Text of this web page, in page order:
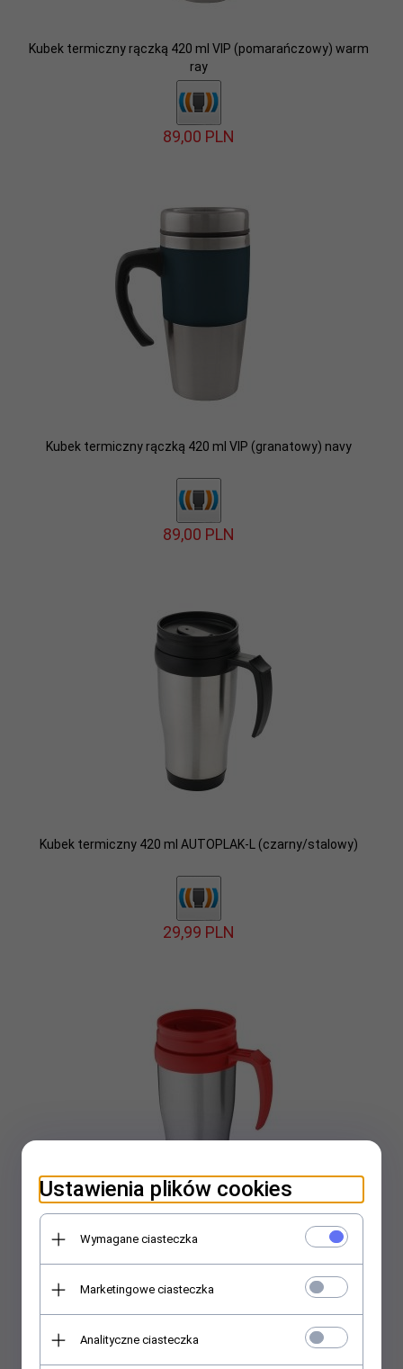
Kubek termiczny rączką 420 ml VIP (pomarańczowy) warm
ray
89,00 PLN
Kubek termiczny rączką 420 ml VIP (granatowy) navy
89,00 PLN
Kubek termiczny 420 ml AUTOPLAK-L (czarny/stalowy)
29,99 PLN
Kubek termiczny 420 ml AUTOPLAK-L (czerwony/stalowy)
Ustawienia plików cookies
Wymagane ciasteczka
Marketingowe ciasteczka
Analityczne ciasteczka